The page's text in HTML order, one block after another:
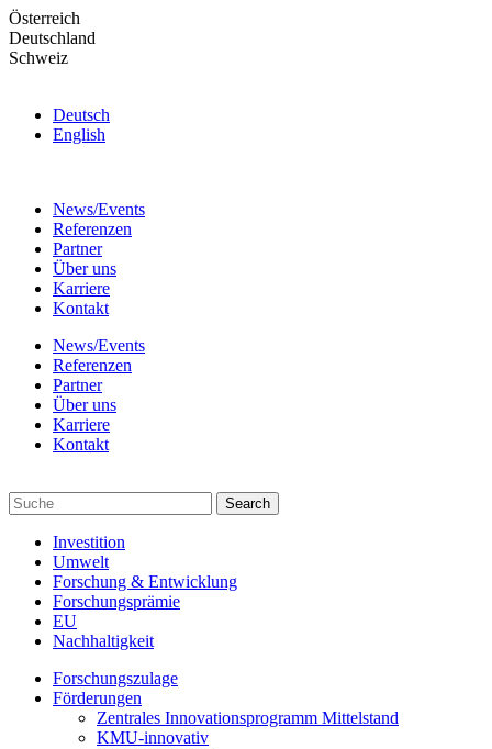
Skip
to
the
Österreich
Deutschland
Schweiz
Deutsch
English
News/Events
Referenzen
Partner
Über uns
Karriere
Kontakt
News/Events
Referenzen
Partner
Über uns
Karriere
Kontakt
Investition
Umwelt
Forschung & Entwicklung
Forschungsprämie
EU
Nachhaltigkeit
Forschungszulage
Förderungen
Zentrales Innovationsprogramm Mittelstand
KMU-innovativ